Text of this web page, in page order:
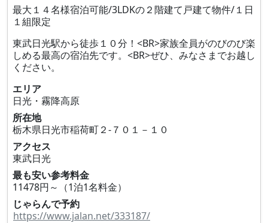
最大１４名様宿泊可能/3LDKの２階建て戸建て物件/１日
１組限定
東武日光駅から徒歩１０分！<BR>家族全員がのびのび楽
しめる最高の宿泊先です。<BR>ぜひ、みなさまでお越し
ください。
エリア
日光・霧降高原
所在地
栃木県日光市稲荷町２‐７０１－１０
アクセス
東武日光
最も安い参考料金
11478円～（1泊1名料金）
じゃらんで予約
https://www.jalan.net/333187/